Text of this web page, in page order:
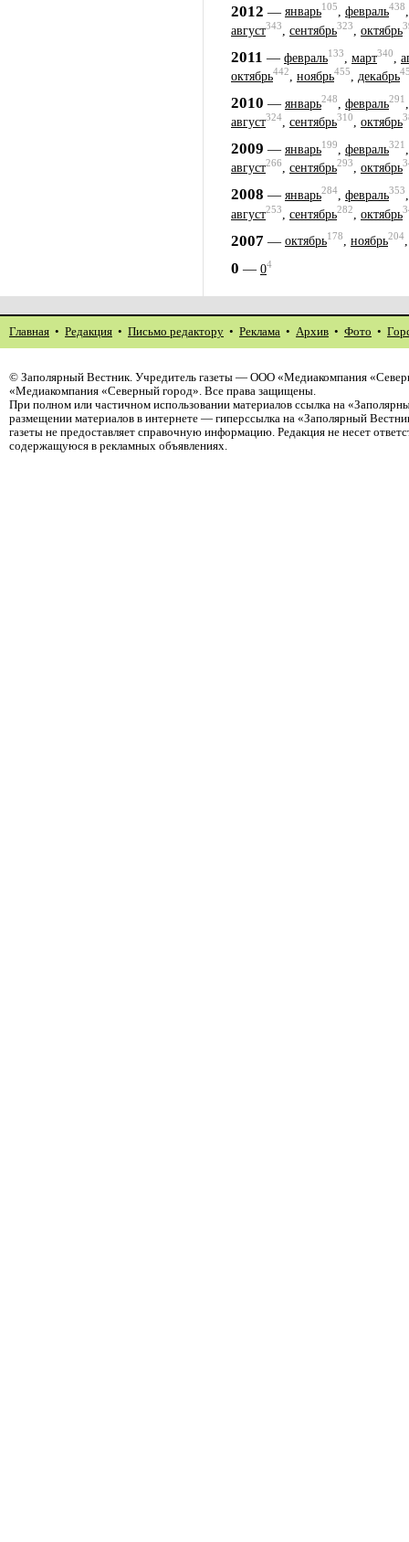
2012 — январь105, февраль438
август343, сентябрь323, октябрь
2011 — февраль133 март340
октябрь442, ноябрь455, декабрь
2010 — январь248 февраль291
август324, сентябрь310, октябрь
2009 — январь199 февраль321
август266, сентябрь293, октябрь
2008 — январь284 февраль353
август253 сентябрь282 октябрь
2007 — октябрь178, ноябрь204
0 — 04
Главная • Редакция • Письмо редактору • Реклама • Архив • Фото •
© Заполярный Вестник. Учредитель газеты — ООО «Медиакомпания
«Медиакомпания «Северный город». Все права защищены.
При полном или частичном использовании материалов ссылка на
размещении материалов в интернете — гиперссылка на «Заполярный
газеты не предоставляет справочную информацию. Редакция не несет
содержащуюся в рекламных объявлениях.